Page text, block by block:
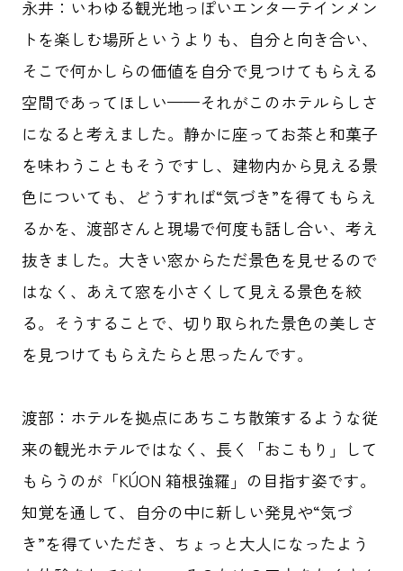
永井： いわゆる観光地っぽいエンターテインメン
トを楽しむ場所というよりも、自分と向き合い、
そこで何かしらの価値を自分で見つけてもらえる
空間であってほしい——それがこのホテルらしさ
になると考えました。静かに座ってお茶と和菓子
を味わうこともそうですし、建物内から見える景
色についても、どうすれば“気づき”を得てもらえ
るかを、渡部さんと現場で何度も話し合い、考え
抜きました。大きい窓からただ景色を見せるので
はなく、あえて窓を小さくして見える景色を絞
る。そうすることで、切り取られた景色の美しさ
を見つけてもらえたらと思ったんです。
渡部： ホテルを拠点にあちこち散策するような従
来の観光ホテルではなく、長く「おこもり」して
もらうのが「KÚON 箱根強羅」の目指す姿です。
知覚を通して、自分の中に新しい発見や“気づ
き”を得ていただき、ちょっと大人になったよう